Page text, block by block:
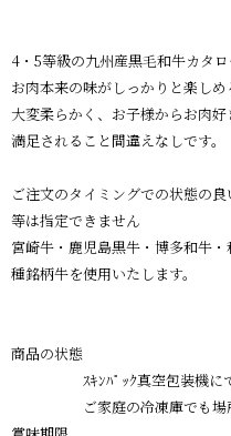
4・5等級の九州産黒毛和牛カタロ
お肉本来の味がしっかりと楽しめ
大変柔らかく、お子様からお肉
満足されること間違えなしです。
ご注文のタイミングでの状態の
等は指定できません
宮崎牛・鹿児島黒牛・博多和牛
種銘柄牛を使用いたします。
商品の状態
ｽｷﾝﾊﾟｯｸ真空包装機にて
ご家庭の冷凍庫でも場所